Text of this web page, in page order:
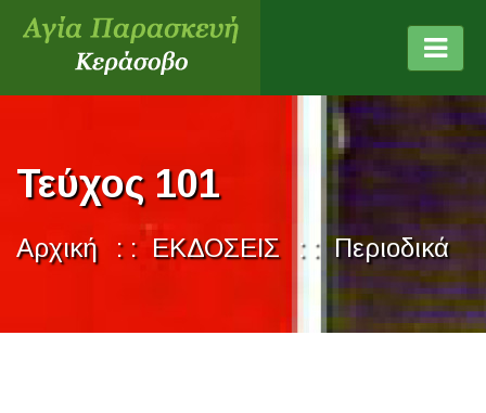
Τεύχος 101
Αρχική ΕΚΔΟΣΕΙΣ Περιοδικά